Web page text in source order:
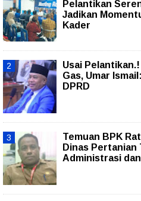
Pelantikan
Jadikan
Kader
Usai
Gas, Umar
DPRD
Temuan BPK
Dinas Pertanian
Administrasi